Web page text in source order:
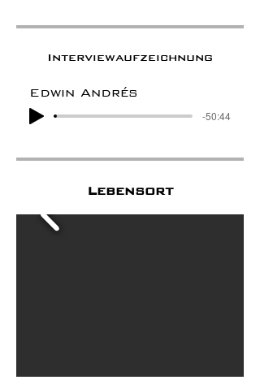
Interviewaufzeichnung
Edwin Andrés
-50:44
Lebensort